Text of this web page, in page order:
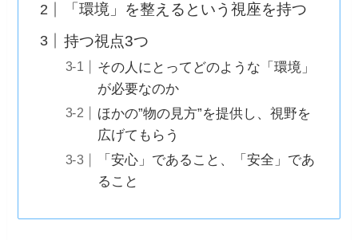
「環境」を整えるという視座を持つ
持つ視点3つ
その人にとってどのような「環境」
が必要なのか
ほかの”物の見方”を提供し、視野を
広げてもらう
「安心」であること、「安全」であ
ること